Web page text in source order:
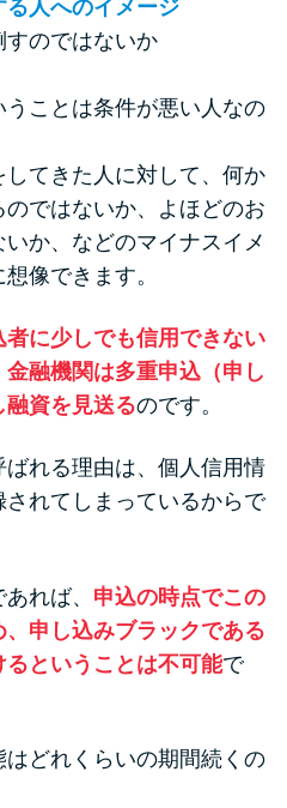
ない理由と借りた場合
に通らない理由
でもお金を借りるに
判断基準と工面法
ブラックでも審査に通
がブラックか確かめる
レイクどっちがいい
ドローンの選び方を徹
の返済方法を徹底解
とも便利でお得な返済
れ？
い＆他社借入があると
人へのイメージ
のではないか
ことは条件が悪い人なの
てきた人に対して、何か
ではないか、よほどのお
か、などのマイナスイメ
像できます。
者に少しでも信用できない
融機関は多重申込（申し
資を見送るのです。
ばれる理由は、個人信用情
れてしまっているからで
れば、 申込の時点でこの
申し込みブラックである
ということは不可能で
どれくらいの期間続くの